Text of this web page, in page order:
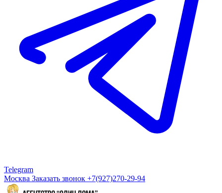
Telegram
Москва Заказать звонок +7(927)270-29-94